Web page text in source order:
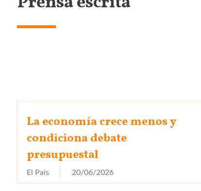
La economía crece menos y
condiciona debate
presupuestal
El País 20/06/2026